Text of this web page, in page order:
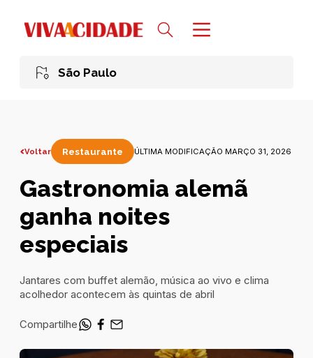
São Paulo
Voltar Restaurante ÚLTIMA MODIFICAÇÃO MARÇO 31, 2026
Gastronomia alemã
ganha noites
especiais
Jantares com buffet alemão, música ao vivo e clima
acolhedor acontecem às quintas de abril
Compartilhe